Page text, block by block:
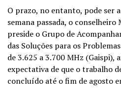
O prazo, no entanto, pode ser
semana passada, o conselheiro
preside o Grupo de
das Soluções para os
de 3.625 a 3.700 MHz (Gaispi),
expectativa de que o trabalho
concluído até o fim de agosto